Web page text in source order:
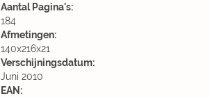
Aantal Pagina's:
184
Afmetingen:
140x216x21
Verschijningsdatum:
Juni 2010
EAN: